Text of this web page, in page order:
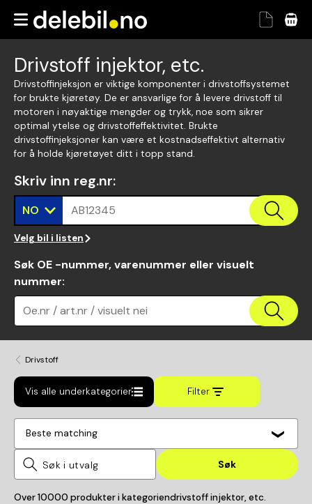
Drivstoff injektor, etc.
Drivstoffinjeksjon er viktige komponenter i drivstoffsystemet
for brukte kjøretøy. De er ansvarlige for å levere drivstoff til
motoren i nøyaktige mengder og trykk, noe som sikrer
optimal ytelse og drivstoffeffektivitet. Brukte
drivstoffinjeksjoner kan være et kostnadseffektivt alternativ
for å holde kjøretøyet ditt i topp stand.
Skriv inn reg.nr:
NO AB12345
Velg bil i listen
Søk OE -nummer, varenummer eller visuelt
nummer:
Oe.nr / art.nr / visuelt nei
Drivstoff
Vis alle underkategorier Filter
Beste matching
Søk
Over10000 produkter i kategoriendrivstoff injektor, etc.